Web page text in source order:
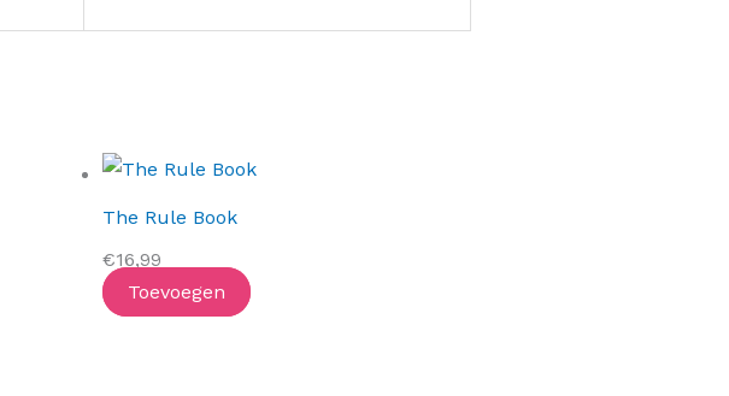
The Rule Book
€16,99
Toevoegen